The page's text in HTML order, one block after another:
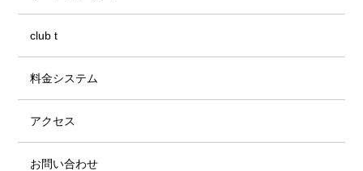
club t
料金システム
アクセス
お問い合わせ